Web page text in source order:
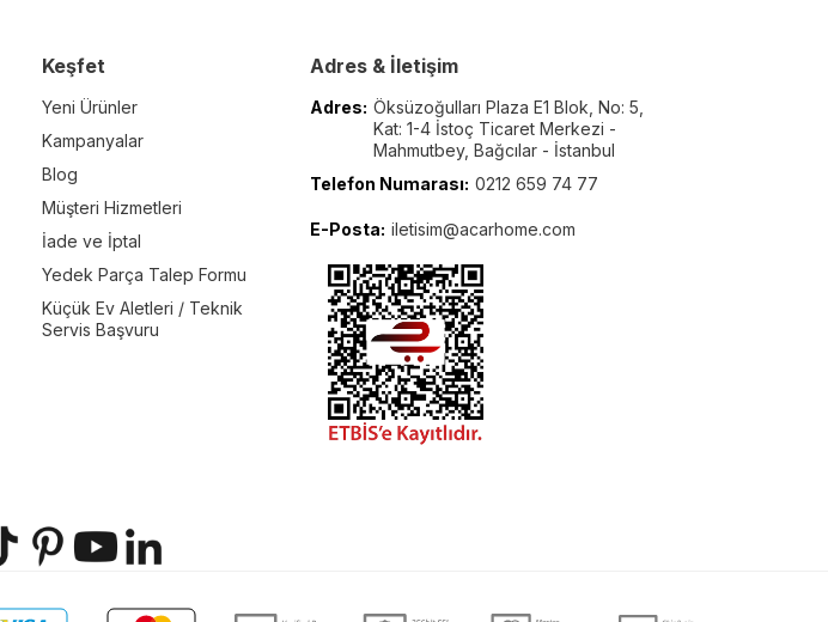
Keşfet
Yeni Ürünler
Kampanyalar
Blog
Müşteri Hizmetleri
İade ve İptal
Yedek Parça Talep Formu
Küçük Ev Aletleri / Teknik
Servis Başvuru
Adres & İletişim
Adres: Öksüzoğulları Plaza E1 Blok, No: 5,
Kat: 1-4 İstoç Ticaret Merkezi -
Mahmutbey, Bağcılar - İstanbul
Telefon Numarası: 0212 659 74 77
E-Posta: iletisim@acarhome.com